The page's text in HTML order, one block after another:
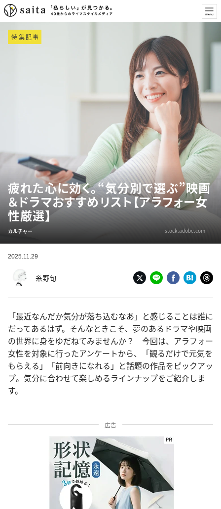
特集記事
疲れた心に効く。“気分別で選ぶ”映画
＆ドラマおすすめリスト【アラフォー女
性厳選】
カルチャー stock.adobe.com
2025.11.29
糸野旬
「最近なんだか気分が落ち込むなあ」と感じることは誰に
だってあるはず。そんなときこそ、夢のあるドラマや映画
の世界に身をゆだねてみませんか？ 今回は、アラフォー
女性を対象に行ったアンケートから、「観るだけで元気を
もらえる」「前向きになれる」と話題の作品をピックアッ
プ。気分に合わせて楽しめるラインナップをご紹介しま
す。
広告